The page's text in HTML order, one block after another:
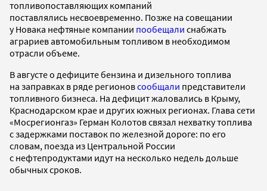
топливопоставляющих компаний
поставлялись несвоевременно. Позже на совещании
у Новака нефтяные компании пообещали снабжать
аграриев автомобильным топливом в необходимом
отрасли объеме.
В августе о дефиците бензина и дизельного топлива
на заправках в ряде регионовсообщали представители
топливного бизнеса. На дефицит жаловались в Крыму,
Краснодарском крае и других южных регионах. Глава сети
«Мосрегионгаз» Герман Колотов связал нехватку топлива
с задержками поставок по железной дороге: по его
словам, поезда из Центральной России
с нефтепродуктами идут на несколько недель дольше
обычных сроков.